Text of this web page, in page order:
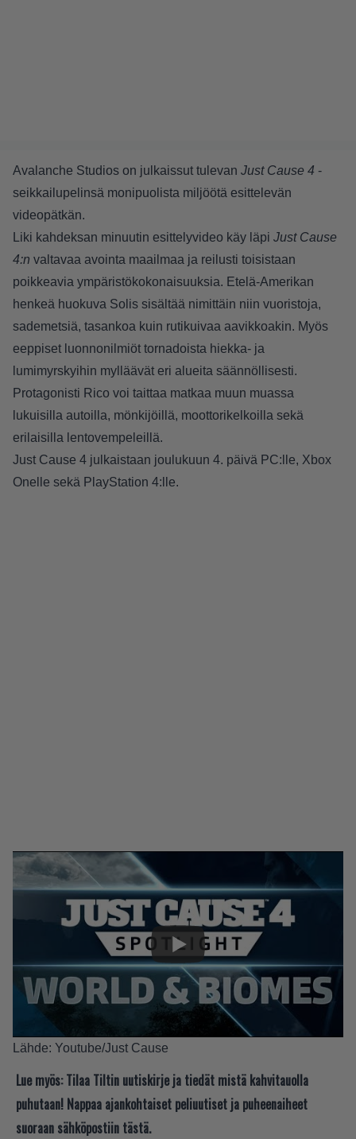
Avalanche Studios on julkaissut tulevan Just Cause 4 -
seikkailupelinsä monipuolista miljöötä esittelevän
videopätkän.
Liki kahdeksan minuutin esittelyvideo käy läpi Just Cause
4:n valtavaa avointa maailmaa ja reilusti toisistaan
poikkeavia ympäristökokonaisuuksia. Etelä-Amerikan
henkeä huokuva Solis sisältää nimittäin niin vuoristoja,
sademetsiä, tasankoa kuin rutikuivaa aavikkoakin. Myös
eeppiset luonnonilmiöt tornadoista hiekka- ja
lumimyrskyihin mylläävät eri alueita säännöllisesti.
Protagonisti Rico voi taittaa matkaa muun muassa
lukuisilla autoilla, mönkijöillä, moottorikelkoilla sekä
erilaisilla lentovempeleillä.
Just Cause 4 julkaistaan joulukuun 4. päivä PC:lle, Xbox
Onelle sekä PlayStation 4:lle.
Lähde: Youtube/Just Cause
Lue myös: Tilaa Tiltin uutiskirje ja tiedät mistä kahvitauolla
puhutaan! Nappaa ajankohtaiset peliuutiset ja puheenaiheet
suoraan sähköpostiin tästä.